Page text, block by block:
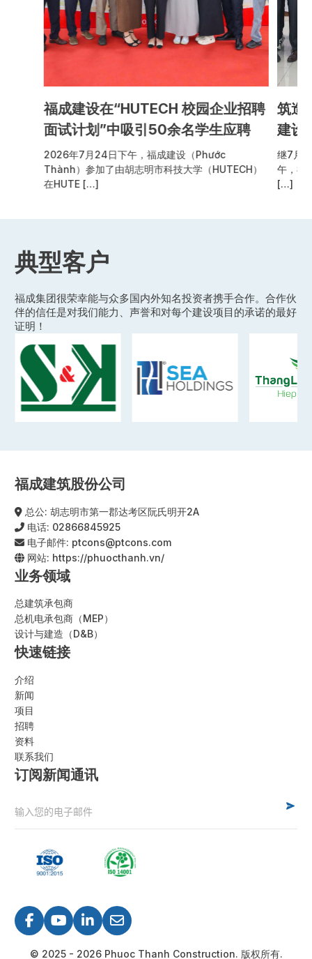
福成建设在“HUTECH 校园企业招聘
面试计划”中吸引50余名学生应聘
2026年7月24日下午，福成建设（Phước
Thành）参加了由胡志明市科技大学（HUTECH）
在HUTE […]
筑造
建设
业学
继7月
午，福
[…]
典型客户
福成集团很荣幸能与众多国内外知名投资者携手合作。合作伙
伴的信任是对我们能力、声誉和对每个建设项目的承诺的最好
证明！
福成建筑股份公司
总公: 胡志明市第一郡达考区阮氏明开2A
电话: 02866845925
电子邮件: ptcons@ptcons.com
网站: https://phuocthanh.vn/
业务领域
总建筑承包商
总机电承包商（MEP）
设计与建造（D&B）
快速链接
介绍
新闻
项目
招聘
资料
联系我们
订阅新闻通讯
© 2025 - 2026 Phuoc Thanh Construction. 版权所有.